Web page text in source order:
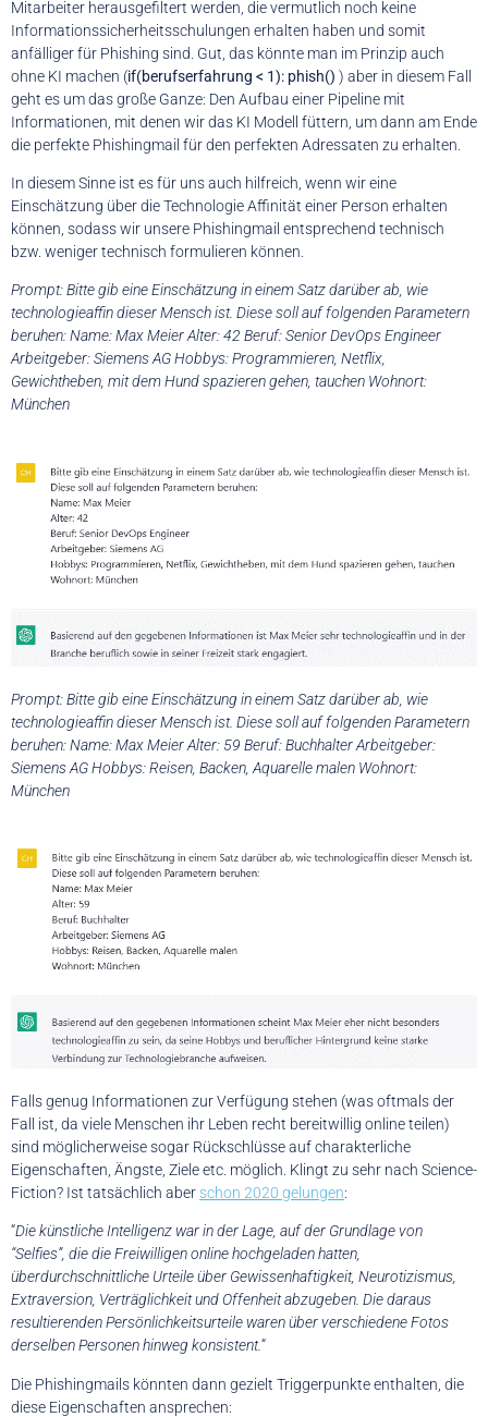
Mitarbeiter herausgefiltert werden, die vermutlich noch keine
Informationssicherheitsschulungen erhalten haben und somit
anfälliger für Phishing sind. Gut, das könnte man im Prinzip auch
ohne KI machen (if(berufserfahrung < 1): phish() ) aber in diesem Fall
geht es um das große Ganze: Den Aufbau einer Pipeline mit
Informationen, mit denen wir das KI Modell füttern, um dann am Ende
die perfekte Phishingmail für den perfekten Adressaten zu erhalten.
In diesem Sinne ist es für uns auch hilfreich, wenn wir eine
Einschätzung über die Technologie Affinität einer Person erhalten
können, sodass wir unsere Phishingmail entsprechend technisch
bzw. weniger technisch formulieren können.
Prompt: Bitte gib eine Einschätzung in einem Satz darüber ab, wie
technologieaffin dieser Mensch ist. Diese soll auf folgenden Parametern
beruhen: Name: Max Meier Alter: 42 Beruf: Senior DevOps Engineer
Arbeitgeber: Siemens AG Hobbys: Programmieren, Netflix,
Gewichtheben, mit dem Hund spazieren gehen, tauchen Wohnort:
München
Prompt: Bitte gib eine Einschätzung in einem Satz darüber ab, wie
technologieaffin dieser Mensch ist. Diese soll auf folgenden Parametern
beruhen: Name: Max Meier Alter: 59 Beruf: Buchhalter Arbeitgeber:
Siemens AG Hobbys: Reisen, Backen, Aquarelle malen Wohnort:
München
Falls genug Informationen zur Verfügung stehen (was oftmals der
Fall ist, da viele Menschen ihr Leben recht bereitwillig online teilen)
sind möglicherweise sogar Rückschlüsse auf charakterliche
Eigenschaften, Ängste, Ziele etc. möglich. Klingt zu sehr nach Science-
Fiction? Ist tatsächlich aberschon 2020 gelungen:
“Die künstliche Intelligenz war in der Lage, auf der Grundlage von
“Selfies”, die die Freiwilligen online hochgeladen hatten,
überdurchschnittliche Urteile über Gewissenhaftigkeit, Neurotizismus,
Extraversion, Verträglichkeit und Offenheit abzugeben. Die daraus
resultierenden Persönlichkeitsurteile waren über verschiedene Fotos
derselben Personen hinweg konsistent.“
Die Phishingmails könnten dann gezielt Triggerpunkte enthalten, die
diese Eigenschaften ansprechen: